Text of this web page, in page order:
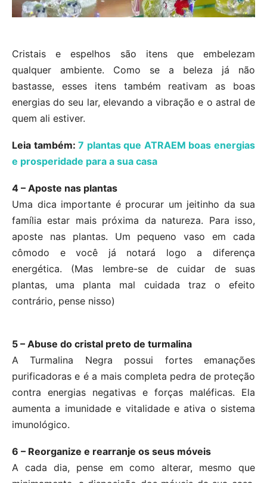
Cristais e espelhos são itens que embelezam
qualquer ambiente. Como se a beleza já não
bastasse, esses itens também reativam as boas
energias do seu lar, elevando a vibração e o astral de
quem ali estiver.
Leia também:7 plantas que ATRAEM boas energias
e prosperidade para a sua casa
4 – Aposte nas plantas
Uma dica importante é procurar um jeitinho da sua
família estar mais próxima da natureza. Para isso,
aposte nas plantas. Um pequeno vaso em cada
cômodo e você já notará logo a diferença
energética. (Mas lembre-se de cuidar de suas
plantas, uma planta mal cuidada traz o efeito
contrário, pense nisso)
5 – Abuse do cristal preto de turmalina
A Turmalina Negra possui fortes emanações
purificadoras e é a mais completa pedra de proteção
contra energias negativas e forças maléficas. Ela
aumenta a imunidade e vitalidade e ativa o sistema
imunológico.
6 – Reorganize e rearranje os seus móveis
A cada dia, pense em como alterar, mesmo que